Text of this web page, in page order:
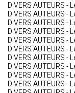
DIVERS AUTEURS -
DIVERS AUTEURS -
DIVERS AUTEURS
DIVERS AUTEURS -
DIVERS AUTEURS -
DIVERS AUTEURS -
DIVERS AUTEURS
DIVERS AUTEURS
DIVERS AUTEURS
DIVERS AUTEURS -